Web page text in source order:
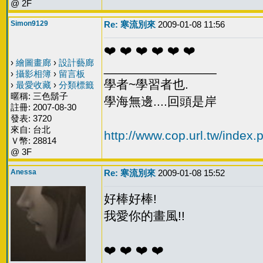
@ 2F
Simon9129
› 繪圖畫廊 › 設計藝廊
› 攝影相簿 › 留言板
› 最愛收藏 › 分類標籤
暱稱: 三色鬍子
註冊: 2007-08-30
發表: 3720
來自: 台北
Ｖ幣: 28814
@ 3F
Re: 寒流別來 2009-01-08 11:56
❤️ ❤️ ❤️ ❤️ ❤️ ❤️
學者~學習者也.
學海無邊....回頭是岸
http://www.cop.url.tw/
Anessa Re: 寒流別來 2009-01-08 15:52
好棒好棒!
我愛你的畫風!!
❤️ ❤️ ❤️ ❤️